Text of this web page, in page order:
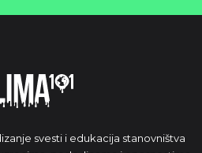
svesti i edukacija stanovništva